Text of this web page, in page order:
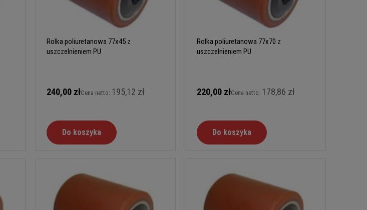
Rolka poliuretanowa 77x45 z
uszczelnieniem PU
240,00 złCena netto: 195,12 zł
Do koszyka
Rolka poliuretanowa 77x70 z
uszczelnieniem PU
220,00 złCena netto: 178,86 zł
Do koszyka